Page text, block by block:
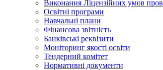
Виконання Ліцензійних умов
Освітні програми
Навчальні плани
Фінансова звітність
Банківські реквізити
Моніторинг якості освіти
Тендерний комітет
Нормативні документи